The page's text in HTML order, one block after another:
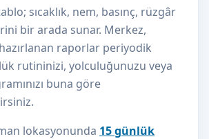
sıcaklık, nem, basınç, rüzgâr
bir arada sunar. Merkez,
raporlar periyodik
rutininizi, yolculuğunuzu veya
buna göre
lokasyonunda 15 günlük